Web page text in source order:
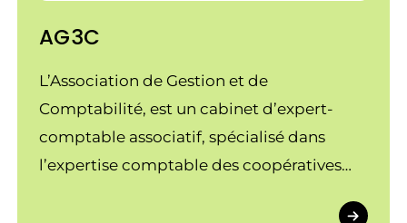
AG3C
L’Association de Gestion et de
Comptabilité, est un cabinet d’expert-
comptable associatif, spécialisé dans
l’expertise comptable des coopératives